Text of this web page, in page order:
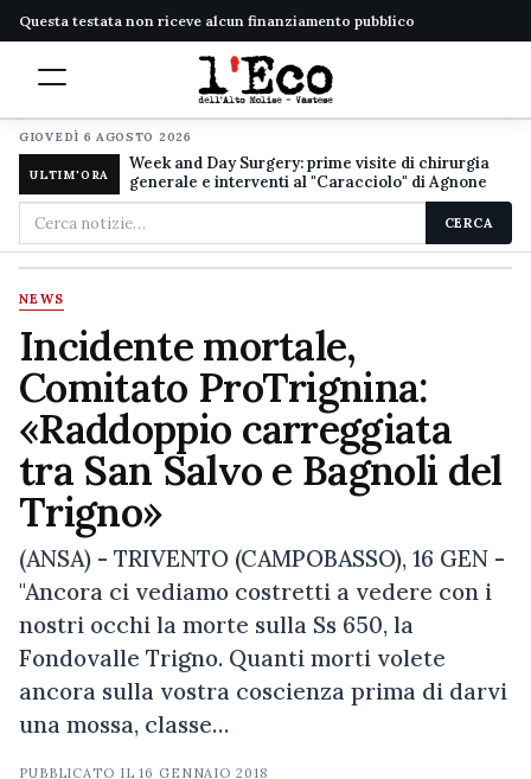
Questa testata non riceve alcun finanziamento pubblico
GIOVEDÌ 6 AGOSTO 2026
ULTIM'ORA
Week and Day Surgery: prime visite di chirurgia
generale e interventi al "Caracciolo" di Agnone
Cerca
nel
sito
CERCA
NEWS
Incidente mortale,
Comitato ProTrignina:
«Raddoppio carreggiata
tra San Salvo e Bagnoli del
Trigno»
(ANSA) - TRIVENTO (CAMPOBASSO), 16 GEN -
"Ancora ci vediamo costretti a vedere con i
nostri occhi la morte sulla Ss 650, la
Fondovalle Trigno. Quanti morti volete
ancora sulla vostra coscienza prima di darvi
una mossa, classe…
PUBBLICATO IL16 GENNAIO 2018